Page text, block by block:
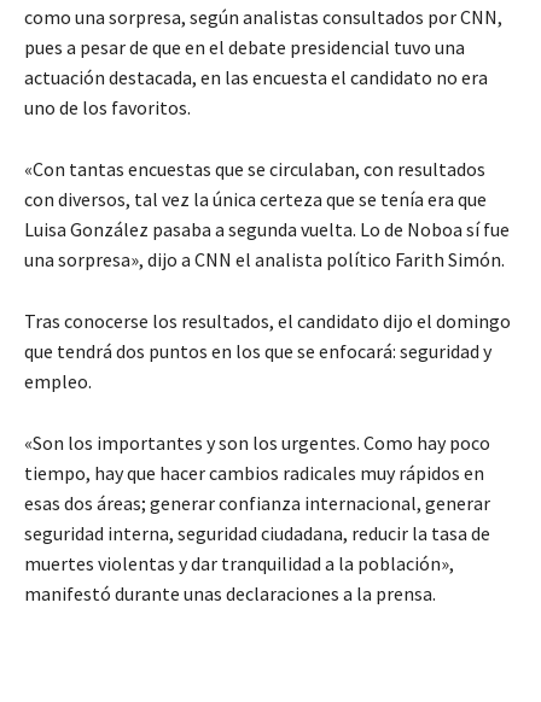
como una sorpresa, según analistas consultados por CNN,
pues a pesar de que en el debate presidencial tuvo una
actuación destacada, en las encuesta el candidato no era
uno de los favoritos.
«Con tantas encuestas que se circulaban, con resultados
con diversos, tal vez la única certeza que se tenía era que
Luisa González pasaba a segunda vuelta. Lo de Noboa sí fue
una sorpresa», dijo a CNN el analista político Farith Simón.
Tras conocerse los resultados, el candidato dijo el domingo
que tendrá dos puntos en los que se enfocará: seguridad y
empleo.
«Son los importantes y son los urgentes. Como hay poco
tiempo, hay que hacer cambios radicales muy rápidos en
esas dos áreas; generar confianza internacional, generar
seguridad interna, seguridad ciudadana, reducir la tasa de
muertes violentas y dar tranquilidad a la población»,
manifestó durante unas declaraciones a la prensa.